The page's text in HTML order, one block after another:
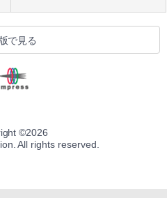
で見る
©2026
All rights reserved.